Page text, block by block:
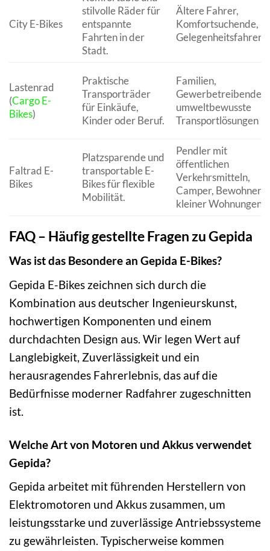
City E-Bikes
stilvolle Räder für
entspannte
Fahrten in der
Stadt.
Ältere Fahrer,
Komfortsuchende,
Gelegenheitsfahrer
Lastenrad
(Cargo E-
Bikes)
Praktische
Transporträder
für Einkäufe,
Kinder oder Beruf.
Familien,
Gewerbetreibende,
umweltbewusste
Transportlösungen
Faltrad E-
Bikes
Platzsparende und
transportable E-
Bikes für flexible
Mobilität.
Pendler mit
öffentlichen
Verkehrsmitteln,
Camper, Bewohner
kleiner Wohnungen
FAQ – Häufig gestellte Fragen zu Gepida
Was ist das Besondere an Gepida E-Bikes?
Gepida E-Bikes zeichnen sich durch die
Kombination aus deutscher Ingenieurskunst,
hochwertigen Komponenten und einem
durchdachten Design aus. Wir legen Wert auf
Langlebigkeit, Zuverlässigkeit und ein
herausragendes Fahrerlebnis, das auf die
Bedürfnisse moderner Radfahrer zugeschnitten
ist.
Welche Art von Motoren und Akkus verwendet
Gepida?
Gepida arbeitet mit führenden Herstellern von
Elektromotoren und Akkus zusammen, um
leistungsstarke und zuverlässige Antriebssysteme
zu gewährleisten. Typischerweise kommen